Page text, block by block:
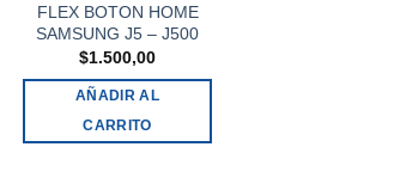
FLEX BOTON HOME
SAMSUNG J5 – J500
$1.500,00
AÑADIR AL
CARRITO